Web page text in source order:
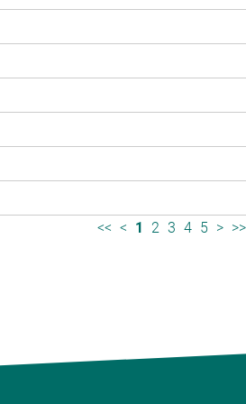
<< < 1 2 3 4 5 > >>